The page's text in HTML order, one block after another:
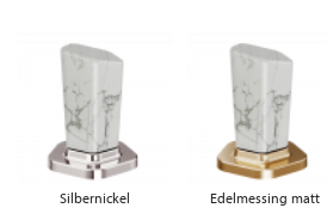
Silbernickel Edelmessing matt